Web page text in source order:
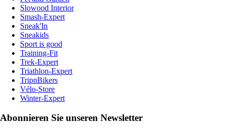
Slowood Interior
Smash-Expert
Sneak'In
Sneakids
Sport is good
Training-Fit
Trek-Expert
Triathlon-Expert
TripnBikers
Vélo-Store
Winter-Expert
Abonnieren Sie unseren Newsletter